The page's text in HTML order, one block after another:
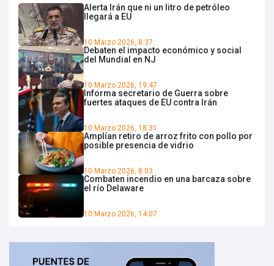
Alerta Irán que ni un litro de petróleo
llegará a EU
10 Marzo 2026, 8:37
Debaten el impacto económico y social
del Mundial en NJ
10 Marzo 2026, 19:47
Informa secretario de Guerra sobre
fuertes ataques de EU contra Irán
10 Marzo 2026, 18:31
Amplían retiro de arroz frito con pollo por
posible presencia de vidrio
10 Marzo 2026, 8:03
Combaten incendio en una barcaza sobre
el río Delaware
10 Marzo 2026, 14:07